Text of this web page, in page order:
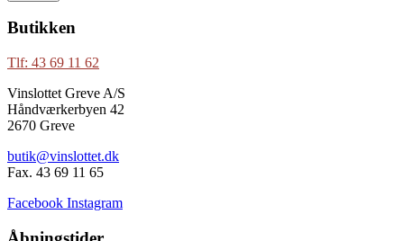
Butikken
Tlf: 43 69 11 62
Vinslottet Greve A/S
Håndværkerbyen 42
2670 Greve
butik@vinslottet.dk
Fax. 43 69 11 65
Facebook Instagram